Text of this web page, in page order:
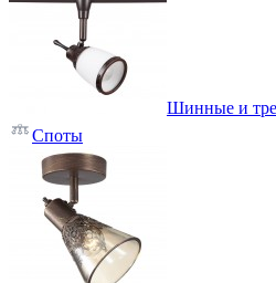
Шинные и
Споты